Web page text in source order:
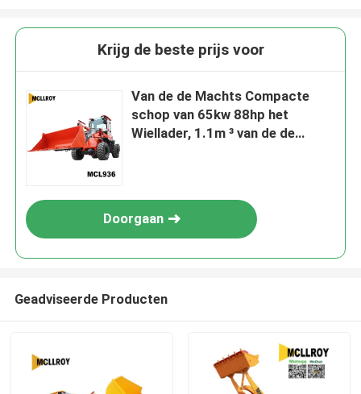
Krijg de beste prijs voor
Van de de Machts Compacte
schop van 65kw 88hp het
Wiellader, 1.1m ³ van de de
Doorgaan
Geadviseerde Producten